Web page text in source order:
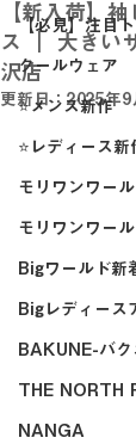
【必見】注目
クールウェア
⭐メンズ新作
⭐レディース新
モリワンワー
モリワンワー
Bigワールド新
Bigレディース
BAKUNE-バク
THE NORTH
NANGA
【新入荷】
ス ｜ 大きい
沢店
更新日： 2025年9